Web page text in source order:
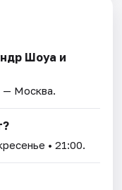
Шоуа и
— Москва.
• 21:00.